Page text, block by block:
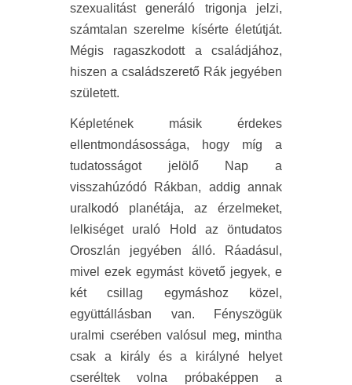
szexualitást generáló trigonja jelzi,
számtalan szerelme kísérte életútját.
Mégis ragaszkodott a családjához,
hiszen a családszerető Rák jegyében
született.
Képletének másik érdekes
ellentmondásossága, hogy míg a
tudatosságot jelölő Nap a
visszahúzódó Rákban, addig annak
uralkodó planétája, az érzelmeket,
lelkiséget uraló Hold az öntudatos
Oroszlán jegyében álló. Ráadásul,
mivel ezek egymást követő jegyek, e
két csillag egymáshoz közel,
együttállásban van. Fényszögük
uralmi cserében valósul meg, mintha
csak a király és a királyné helyet
cseréltek volna próbaképpen a